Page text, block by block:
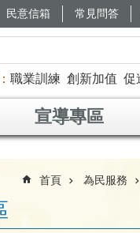
民意信箱 常見問答
職業訓練 創新加值 促
宣導專區
首頁 為民服務